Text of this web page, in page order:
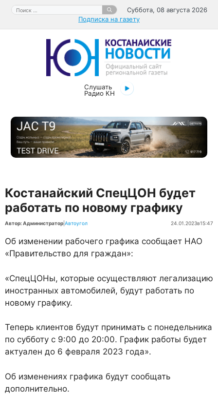
Перейти
содержимому
Поиск:
Суббота, 08 августа 2026
Подписка на газету
Слушать
Радио КН
Костанайский СпецЦОН будет
работать по новому графику
Автор: Администратор Автоугол 24.01.2023в15:47
Об изменении рабочего графика сообщает НАО
«Правительство для граждан»:
«СпецЦОНы, которые осуществляют легализацию
иностранных автомобилей, будут работать по
новому графику.
Теперь клиентов будут принимать с понедельника
по субботу с 9:00 до 20:00. График работы будет
актуален до 6 февраля 2023 года».
Об изменениях графика будут сообщать
дополнительно.